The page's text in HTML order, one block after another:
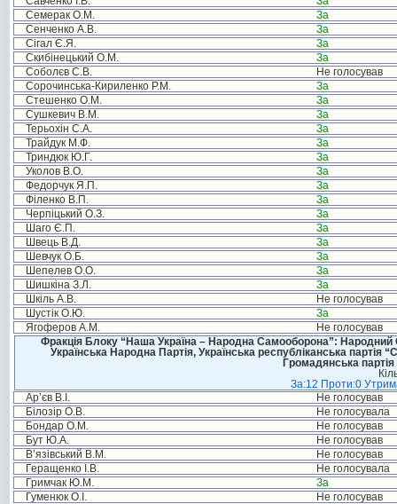
Семерак О.М.
За
Сенченко А.В.
За
Сігал Є.Я.
За
Скибінецький О.М.
За
Соболєв С.В.
Не голосував
Сорочинська-Кириленко Р.М.
За
Стешенко О.М.
За
Сушкевич В.М.
За
Терьохін С.А.
За
Трайдук М.Ф.
За
Триндюк Ю.Г.
За
Уколов В.О.
За
Федорчук Я.П.
За
Філенко В.П.
За
Черпіцький О.З.
За
Шаго Є.П.
За
Швець В.Д.
За
Шевчук О.Б.
За
Шепелев О.О.
За
Шишкіна З.Л.
За
Шкіль А.В.
Не голосував
Шустік О.Ю.
За
Ягоферов А.М.
Не голосував
Фракція Блоку “Наша Україна – Народна Самооборона”: Народний
Українська Народна Партія, Українська республіканська
Громадянська
За:12 Проти:0
Ар’єв В.І.
Не голосував
Білозір О.В.
Не голосувала
Бондар О.М.
Не голосував
Бут Ю.А.
Не голосував
В’язівський В.М.
Не голосував
Геращенко І.В.
Не голосувала
Гримчак Ю.М.
За
Гуменюк О.І.
Не голосував